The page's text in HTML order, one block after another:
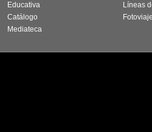
Educativa
Catálogo
Mediateca
Líneas